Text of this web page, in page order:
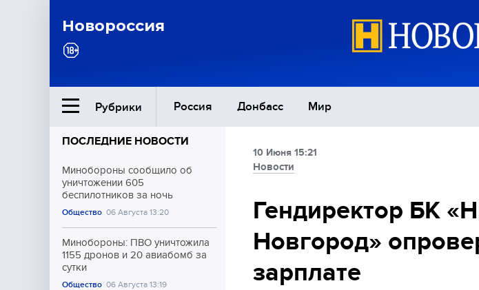
Новороссия
Рубрики Россия Донбасс Мир
Ближний Восток
Общество
Экономика
Культура
Спорт
ПОСЛЕДНИЕ НОВОСТИ
Минобороны сообщило об
уничтожении 605
беспилотников за ночь
Общество 06 Августа 13:20
Минобороны: ПВО уничтожила
1155 дронов и 20 авиабомб за
сутки
Общество 06 Августа 13:19
10 Июня 15:21
Новости
Гендиректор БК
Новгород»
зарплате